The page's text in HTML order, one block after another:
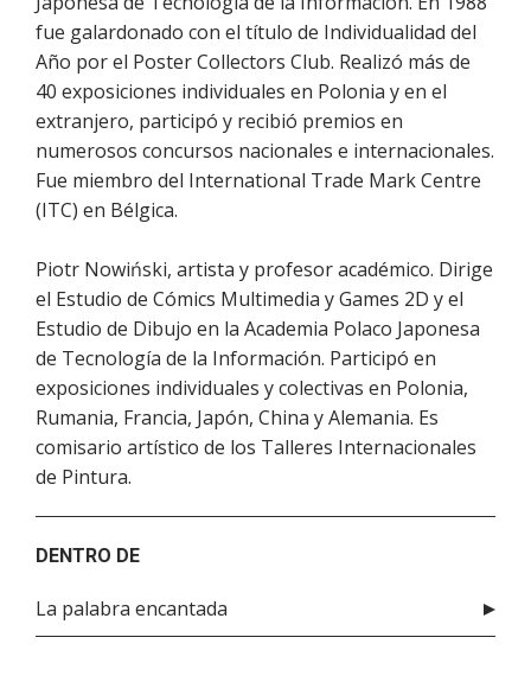
fue galardonado con el título de Individualidad del
Año por el Poster Collectors Club. Realizó más de
40 exposiciones individuales en Polonia y en el
extranjero, participó y recibió premios en
numerosos concursos nacionales e internacionales.
Fue miembro del International Trade Mark Centre
(ITC) en Bélgica.
Piotr Nowiński, artista y profesor académico. Dirige
el Estudio de Cómics Multimedia y Games 2D y el
Estudio de Dibujo en la Academia Polaco Japonesa
de Tecnología de la Información. Participó en
exposiciones individuales y colectivas en Polonia,
Rumania, Francia, Japón, China y Alemania. Es
comisario artístico de los Talleres Internacionales
de Pintura.
DENTRO DE
La palabra encantada